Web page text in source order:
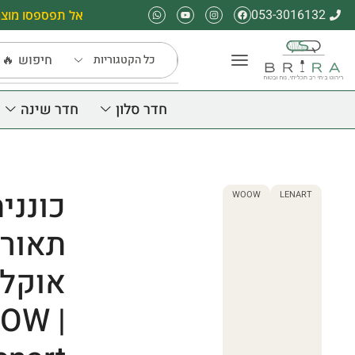
053-3016132 אל תפספסו
חיפוש
חדר סלון חדר שינה
LENART
WOOW
|